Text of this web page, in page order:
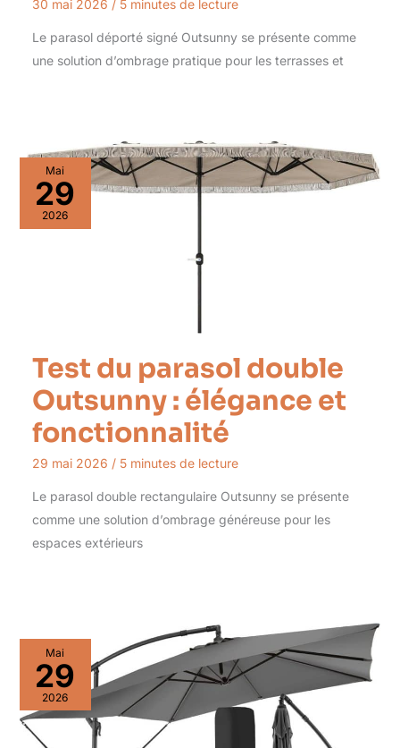
30 mai 2026 / 5 minutes de lecture
Le parasol déporté signé Outsunny se présente comme
une solution d’ombrage pratique pour les terrasses et
Mai
29
2026
Test du parasol double
Outsunny : élégance et
fonctionnalité
29 mai 2026 / 5 minutes de lecture
Le parasol double rectangulaire Outsunny se présente
comme une solution d’ombrage généreuse pour les
espaces extérieurs
Mai
29
2026